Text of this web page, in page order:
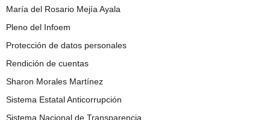
María del Rosario Mejía Ayala
Pleno del Infoem
Protección de datos personales
Rendición de cuentas
Sharon Morales Martínez
Sistema Estatal Anticorrupción
Sistema Nacional de Transparencia